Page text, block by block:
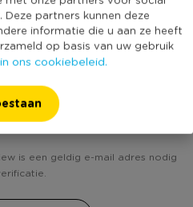
partners kunnen deze
informatie die u aan ze heeft
op basis van uw gebruik
ons cookiebeleid.
bekend
8 - roze? Schrijf een
is een geldig e-mail adres nodig